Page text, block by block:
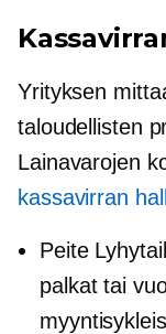
Yrityksen
taloudellisten
Lainavarojen
kassavirran
Peite
palkat tai